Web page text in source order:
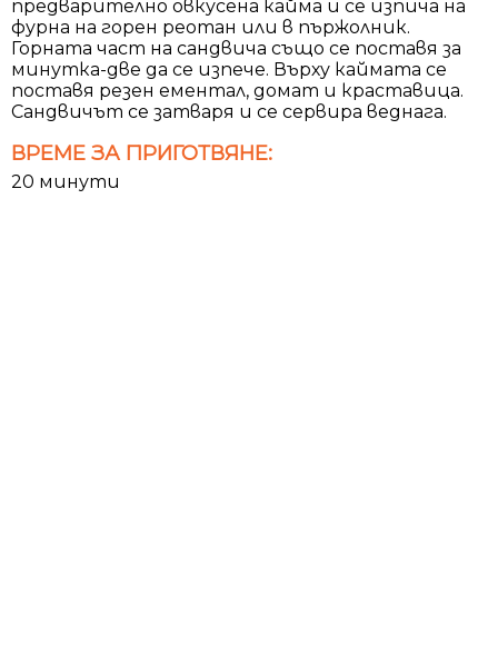
предварително овкусена кайма и се изпича на
фурна на горен реотан или в пържолник.
Горната част на сандвича също се поставя за
минутка-две да се изпече. Върху каймата се
поставя резен ементал, домат и краставица.
Сандвичът се затваря и се сервира веднага.
ВРЕМЕ ЗА ПРИГОТВЯНЕ:
20 минути